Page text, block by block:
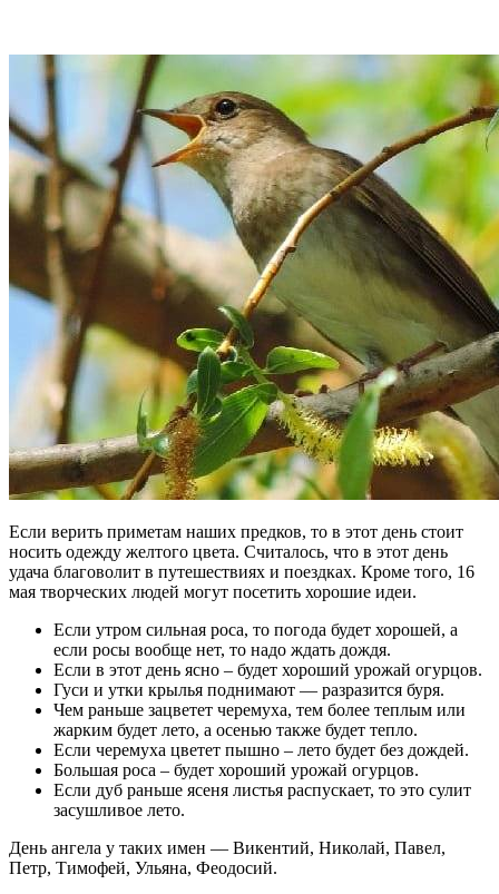
Если верить приметам наших предков, то в этот день стоит
носить одежду желтого цвета. Считалось, что в этот день
удача благоволит в путешествиях и поездках. Кроме того, 16
мая творческих людей могут посетить хорошие идеи.
Если утром сильная роса, то погода будет хорошей, а
если росы вообще нет, то надо ждать дождя.
Если в этот день ясно – будет хороший урожай огурцов.
Гуси и утки крылья поднимают — разразится буря.
Чем раньше зацветет черемуха, тем более теплым или
жарким будет лето, а осенью также будет тепло.
Если черемуха цветет пышно – лето будет без дождей.
Большая роса – будет хороший урожай огурцов.
Если дуб раньше ясеня листья распускает, то это сулит
засушливое лето.
День ангела у таких имен — Викентий, Николай, Павел,
Петр, Тимофей, Ульяна, Феодосий.